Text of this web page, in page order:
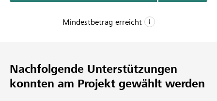
Mindestbetrag erreicht
CHF 1’000
Wunschbetrag
Nachfolgende Unterstützungen
konnten am Projekt gewählt werden